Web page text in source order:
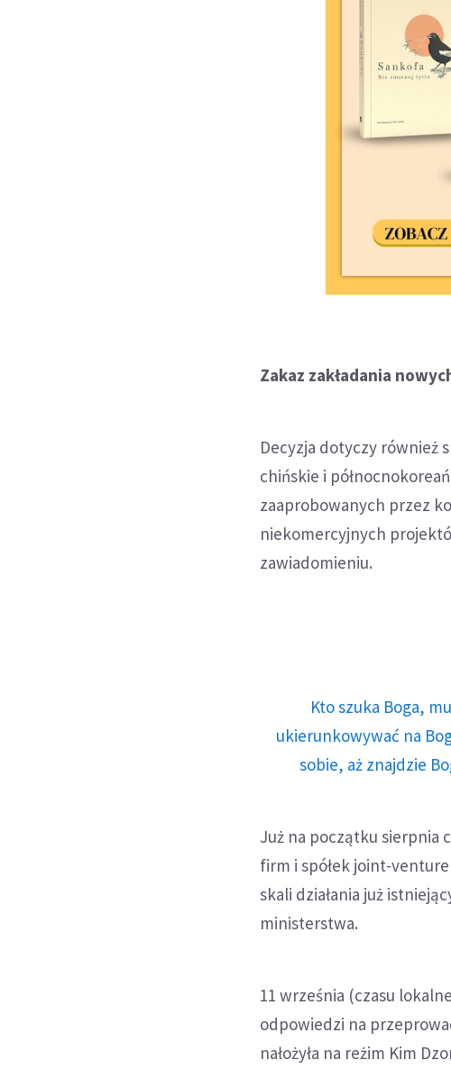
Zakaz zakładania
Decyzja dotyczy również
chińskie i
zaaprobowanych przez
niekomercyjnych
zawiadomieniu.
Kto szuka Boga,
ukierunkowywać na
sobie, aż znajdzie
Już na początku sierpnia
firm i spółek joint-
skali działania już
ministerstwa.
11 września (czasu
odpowiedzi na
nałożyła na reżim Kim